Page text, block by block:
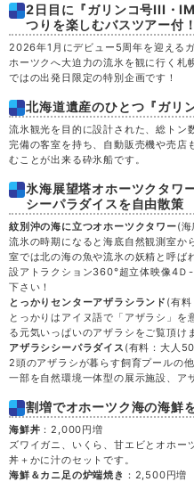
火 18
水
木 20
金 21
土 22
日 23
月
火 25
水 26
木 27
金 28
2日目に『ガリンコ号III・
つりを楽しむバスツアー付！
2026年1月にデビュー5周年を迎える
ホーツクへ大迫力の流氷を観に行く札
ではの出発日限定の特別企画です！
北海道遺産のひとつ『ガリ
流氷観光を目的に設計された、総ト
完備の客室を持ち、自動販売機や売店
むことが出来る砕氷船です。
氷海展望塔オホーツクタワ
シーパラダイスを自由散策
紋別沖の海に立つオホーツクタワー(
流氷の時期になると海底自然観測室か
室では北の海の魚や流氷の妖精と呼ば
設アトラクション360°超立体映像4Ｄ
下さい！
とっかりセンターアザラシランド (有
とっかりはアイヌ語で「アザラシ」
る元気いっぱいのアザラシをご覧頂け
アザラシシーパラダイス (有料：大人
2頭のアザラシが暮らす飼育プールの
一部を自然環境一体型の展示施設、ア
割増でオホーツク海の海鮮
海鮮丼 ：2,000円増
ズワイガニ、いくら、甘エビとオホー
丼＋かに汁のセットです。
海鮮＆カニ足の炉端焼き ：2,500円増